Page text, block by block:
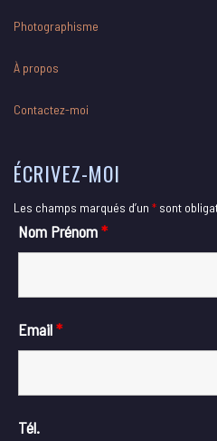
Photographisme
À propos
Contactez-moi
ÉCRIVEZ-MOI
Les champs marqués d’un * sont
Nom Prénom*
Email*
Tél.